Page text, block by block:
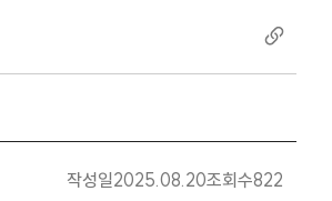
작성일2025.08.20조회수822